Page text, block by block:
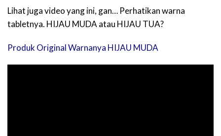
Lihat juga video yang ini, gan… Perhatikan warna
tabletnya. HIJAU MUDA atau HIJAU TUA?
Produk Original Warnanya HIJAU MUDA